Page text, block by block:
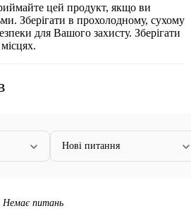
цей продукт, якщо ви
Зберігати в прохолодному, сухому
для Вашого захисту. Зберігати
Нові питання
Немає питань